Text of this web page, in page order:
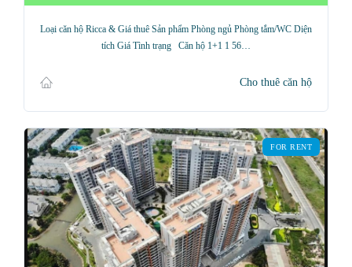
Loại căn hộ Ricca & Giá thuê Sản phẩm Phòng ngủ Phòng tắm/WC Diện
tích Giá Tình trạng Căn hộ 1+1 1 56…
Cho thuê căn hộ
FOR RENT